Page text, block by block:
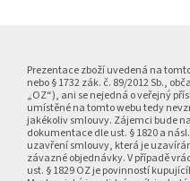
Prezentace zboží uvedená na
nebo § 1732 zák. č. 89/2012 Sb.,
„OZ“), ani se nejedná o veřejný
umístěné na tomto webu tedy
jakékoliv smlouvy. Zájemci bude
dokumentace dle ust. § 1820 a
uzavření smlouvy, která je
závazné objednávky. V případě
ust. § 1829 OZ je povinností